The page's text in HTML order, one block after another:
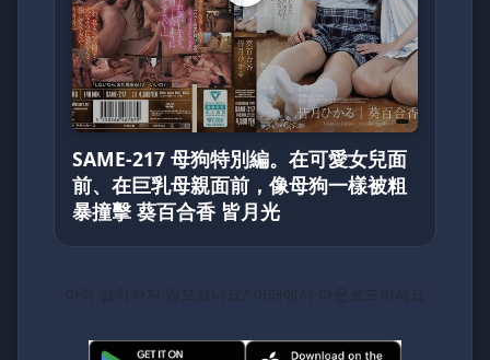
SAME-217 母狗特別編。在可愛女兒面
前、在巨乳母親面前，像母狗一樣被粗
暴撞擊 葵百合香 皆月光
아직 설치하지 않으셨나요? 아래에서 다운로드하세요